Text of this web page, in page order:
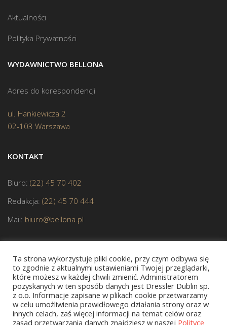
Aktualności
Polityka Prywatności
WYDAWNICTWO BELLONA
Adres do korespondencji
ul. Hankiewicza 2
02-103 Warszawa
KONTAKT
Biuro: (22) 45 70 402
Redakcja: (22) 45 70 444
Mail: biuro@bellona.pl
JESTEŚMY CZŁONKIEM POLSKIEJ IZBY KSIĄŻKI
Ta strona wykorzystuje pliki cookie, przy czym odbywa się
to zgodnie z aktualnymi ustawieniami Twojej przeglądarki,
które możesz w każdej chwili zmienić. Administratorem
pozyskanych w ten sposób danych jest Dressler Dublin sp.
z o.o. Informacje zapisane w plikach cookie przetwarzamy
w celu umożliwienia prawidłowego działania strony oraz w
innych celach, zaś więcej informacji na temat celów oraz
zasad przetwarzania danych znajdziesz w naszej Polityce